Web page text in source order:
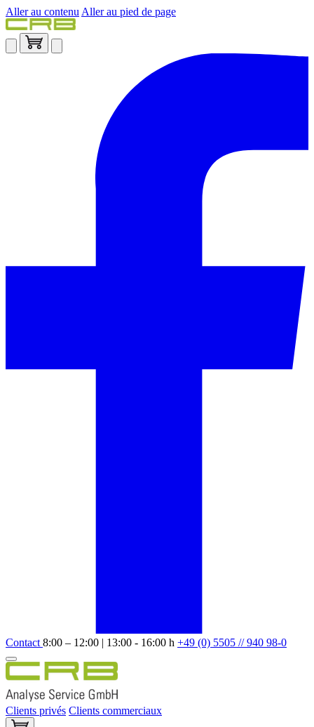
Aller au contenu Aller au pied de page
Contact 8:00 – 12:00 | 13:00 - 16:00 h +49 (0) 5505 // 940 98-0
Clients privés Clients commerciaux